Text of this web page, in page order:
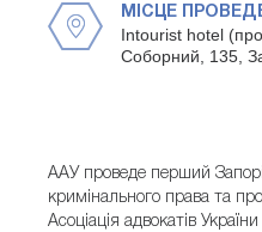
МІСЦЕ
Intourist hotel
Соборний, 135,
ААУ проведе перший
кримінального права та
Асоціація адвокатів